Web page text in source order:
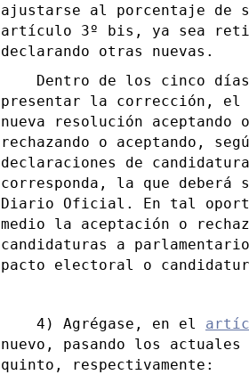
ajustarse al porcentaje de
artículo 3º bis, ya sea
declarando otras nuevas.
Dentro de los cinco días
presentar la corrección, el
nueva resolución aceptando
rechazando o aceptando,
declaraciones de
corresponda, la que
Diario Oficial. En tal
medio la aceptación o
candidaturas a
pacto electoral o
4) Agrégase, en el
nuevo, pasando los
quinto, respectivamente: